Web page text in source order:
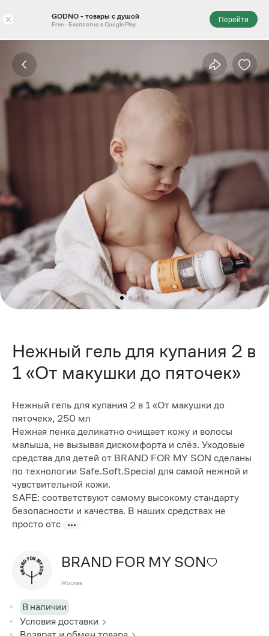
× GODNO - товары с душой
Free - Бесплатно в Google Play
Перейти
Нежный гель для купания 2 в
1 «От макушки до пяточек»
Нежный гель для купания 2 в 1 «От макушки до
пяточек», 250 мл
Нежная пенка деликатно очищает кожу и волосы
малыша, не вызывая дискомфорта и слёз. Уходовые
средства для детей от BRAND FOR MY SON сделаны
по технологии Safe.Soft.Special для самой нежной и
чувствительной кожи.
SAFE: соответствуют самому высокому стандарту
безопасности и качества. В наших средствах не
просто отс
BRAND FOR MY SON
Москва
В наличии
Условия доставки